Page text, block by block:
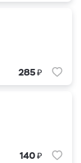
285₽
140₽